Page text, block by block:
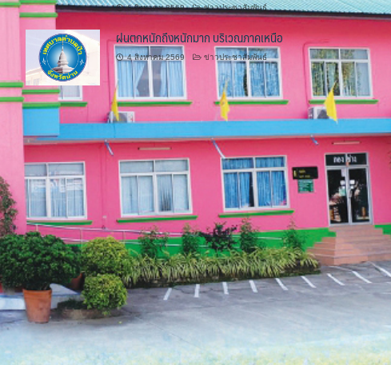
6 สิงหาคม 2569 ข่าวประชาสัมพันธ์
ฝนตกหนักถึงหนักมาก บริเวณภาคเหนือ
4 สิงหาคม 2569 ข่าวประชาสัมพันธ์